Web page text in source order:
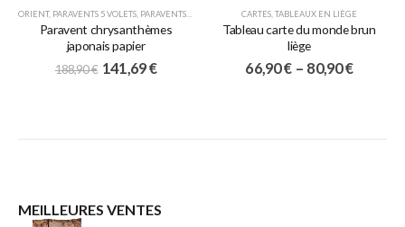
ORIENT, PARAVENTS 5 VOLETS PARAVENTS JAPONAIS
Paravent chrysanthèmes
japonais papier
188,90€ 141,69€
CARTES TABLEAUX EN LIÈGE
Tableau carte du monde brun
liège
66,90€ – 80,90€
MEILLEURES VENTES